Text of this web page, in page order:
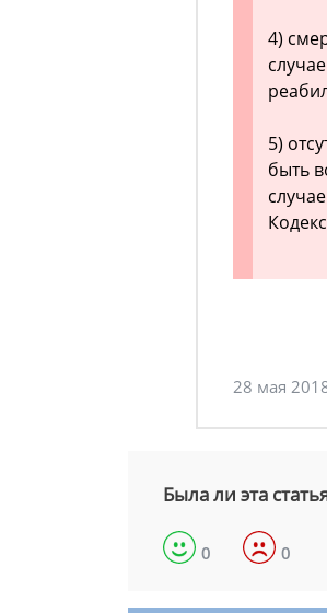
4)
5)
быть
28 мая
Была ли эта
0 0